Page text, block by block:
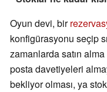
Oyun devi, bir
konfigürasyonu seçip
zamanlarda satın
posta davetiyeleri
bekliyor olması, ya